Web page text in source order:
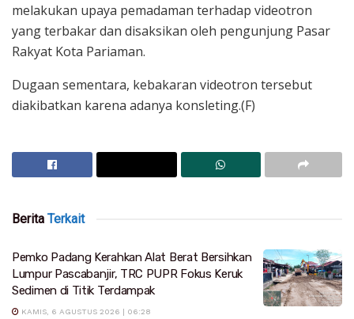
melakukan upaya pemadaman terhadap videotron
yang terbakar dan disaksikan oleh pengunjung Pasar
Rakyat Kota Pariaman.
Dugaan sementara, kebakaran videotron tersebut
diakibatkan karena adanya konsleting.(F)
Berita Terkait
Pemko Padang Kerahkan Alat Berat Bersihkan
Lumpur Pascabanjir, TRC PUPR Fokus Keruk
Sedimen di Titik Terdampak
KAMIS, 6 AGUSTUS 2026 | 06:28